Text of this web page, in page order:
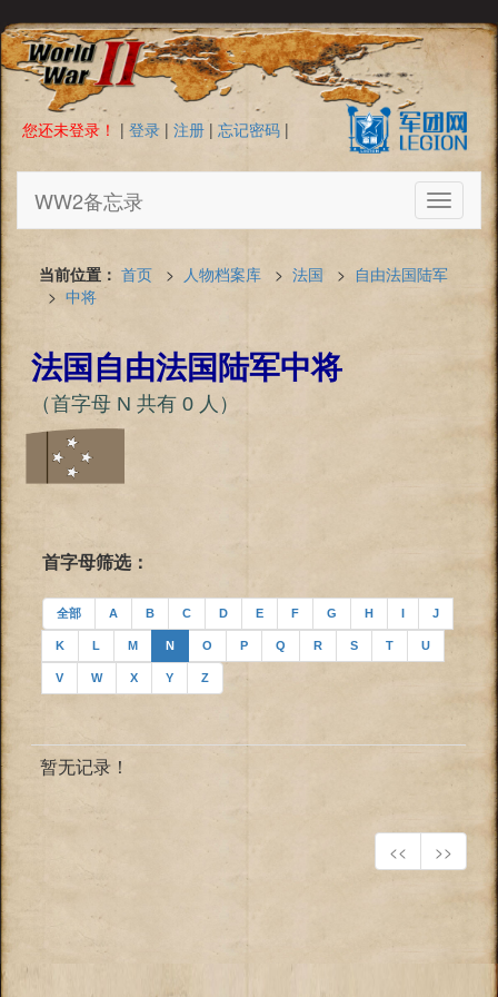
您还未登录！ | 登录 | 注册 | 忘记密码 |
Toggle
WW2备忘录
当前位置： 首页 > 人物档案库 > 法国 > 自由法国陆军
> 中将
法国自由法国陆军中将
（首字母 N 共有 0 人）
首字母筛选：
全部 A B C D E F G H I J
K L M N O P Q R S T U
V W X Y Z
暂无记录！
<< >>